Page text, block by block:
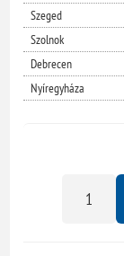
Szeged
Szolnok
Debrecen
Nyíregyháza